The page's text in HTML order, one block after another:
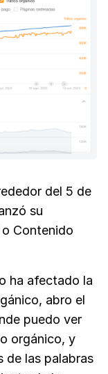
del 5 de
su
o Contenido
ha afectado la
abro el
puedo ver
orgánico, y
de las palabras